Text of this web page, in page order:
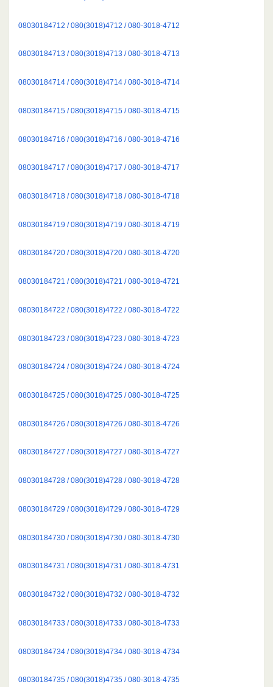
08030184712 / 080(3018)4712 / 080-3018-4712
08030184713 / 080(3018)4713 / 080-3018-4713
08030184714 / 080(3018)4714 / 080-3018-4714
08030184715 / 080(3018)4715 / 080-3018-4715
08030184716 / 080(3018)4716 / 080-3018-4716
08030184717 / 080(3018)4717 / 080-3018-4717
08030184718 / 080(3018)4718 / 080-3018-4718
08030184719 / 080(3018)4719 / 080-3018-4719
08030184720 / 080(3018)4720 / 080-3018-4720
08030184721 / 080(3018)4721 / 080-3018-4721
08030184722 / 080(3018)4722 / 080-3018-4722
08030184723 / 080(3018)4723 / 080-3018-4723
08030184724 / 080(3018)4724 / 080-3018-4724
08030184725 / 080(3018)4725 / 080-3018-4725
08030184726 / 080(3018)4726 / 080-3018-4726
08030184727 / 080(3018)4727 / 080-3018-4727
08030184728 / 080(3018)4728 / 080-3018-4728
08030184729 / 080(3018)4729 / 080-3018-4729
08030184730 / 080(3018)4730 / 080-3018-4730
08030184731 / 080(3018)4731 / 080-3018-4731
08030184732 / 080(3018)4732 / 080-3018-4732
08030184733 / 080(3018)4733 / 080-3018-4733
08030184734 / 080(3018)4734 / 080-3018-4734
08030184735 / 080(3018)4735 / 080-3018-4735